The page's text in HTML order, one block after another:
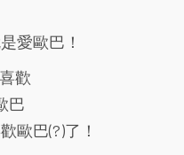
愛歐巴！
歡
巴
歐巴(?)了！